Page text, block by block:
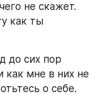
не скажет.
как ты
до сих пор
мне в них не
о себе.